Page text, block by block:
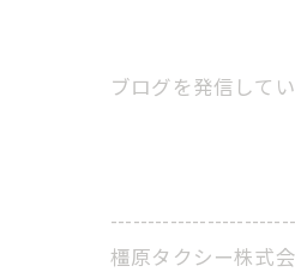
ブログを発信して
橿原タクシー株式